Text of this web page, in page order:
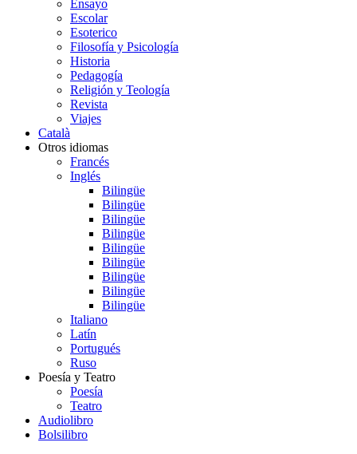
Ensayo
Escolar
Esoterico
Filosofía y Psicología
Historia
Pedagogía
Religión y Teología
Revista
Viajes
Català
Otros idiomas
Francés
Inglés
Bilingüe
Bilingüe
Bilingüe
Bilingüe
Bilingüe
Bilingüe
Bilingüe
Bilingüe
Bilingüe
Italiano
Latín
Portugués
Ruso
Poesía y Teatro
Poesía
Teatro
Audiolibro
Bolsilibro